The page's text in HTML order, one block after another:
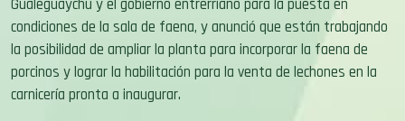
Gualeguaychú y el gobierno entrerriano para la puesta en
condiciones de la sala de faena, y anunció que están trabajando
la posibilidad de ampliar la planta para incorporar la faena de
porcinos y lograr la habilitación para la venta de lechones en la
carnicería pronta a inaugurar.